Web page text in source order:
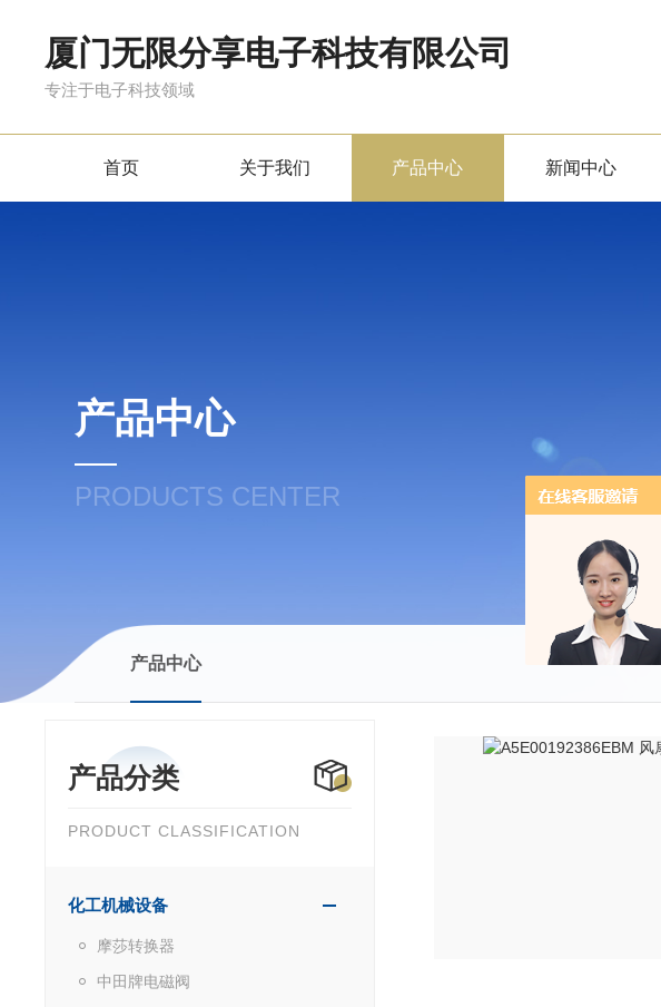
厦门无限分享电子科技有限公司
专注于电子科技领域
首页 关于我们 产品中心 新闻中心
产品中心
PRODUCTS CENTER
产品中心
产品分类
PRODUCT CLASSIFICATION
化工机械设备
摩莎转换器
中田牌电磁阀